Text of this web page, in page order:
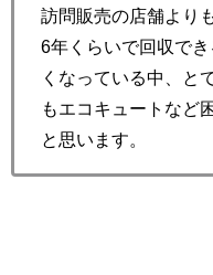
訪問販売の店舗より
6年くらいで回収で
くなっている中、と
もエコキュートなど
と思います。